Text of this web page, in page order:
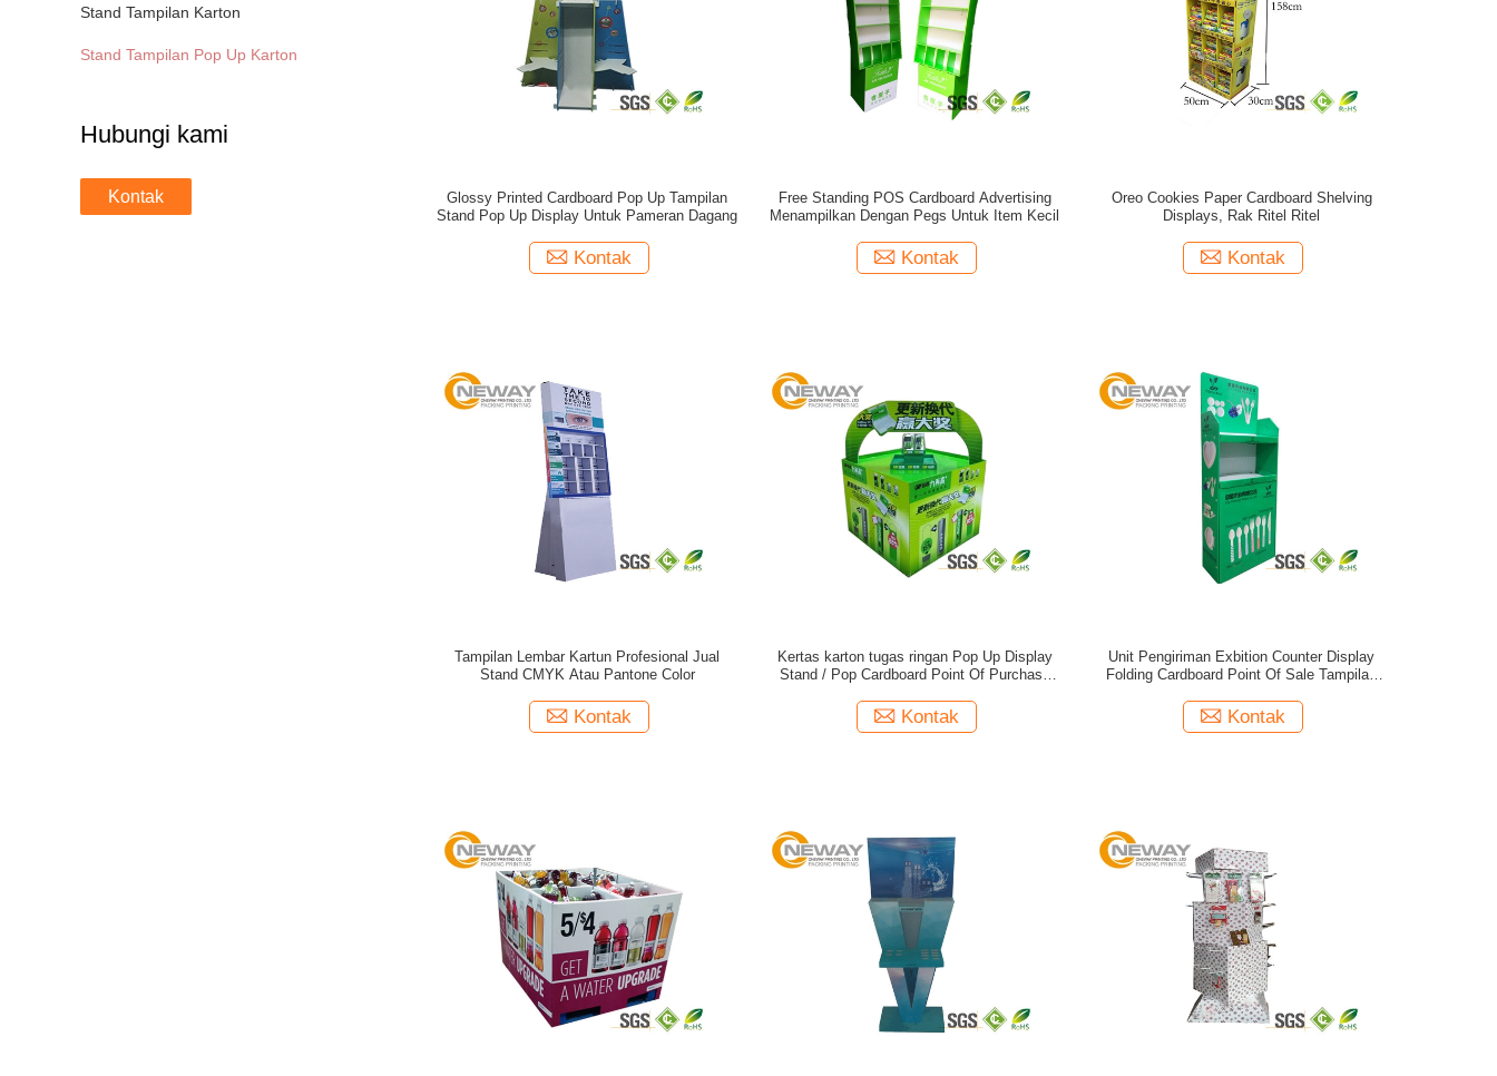
Stand Tampilan Karton
Stand Tampilan Pop Up Karton
Hubungi kami
Kontak
Glossy Printed Cardboard Pop Up Tampilan
Stand Pop Up Display Untuk Pameran Dagang
Kontak
Free Standing POS Cardboard Advertising
Menampilkan Dengan Pegs Untuk Item Kecil
Kontak
Oreo Cookies Paper Cardboard Shelving
Displays, Rak Ritel Ritel
Kontak
Tampilan Lembar Kartun Profesional Jual
Stand CMYK Atau Pantone Color
Kontak
Kertas karton tugas ringan Pop Up Display
Stand / Pop Cardboard Point Of Purchase
Kontak
Unit Pengiriman Exbition Counter Display
Folding Cardboard Point Of Sale Tampilan
Kontak